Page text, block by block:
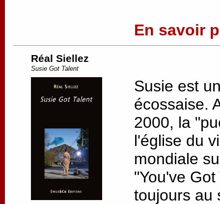
En savoir
Réal Siellez
Susie Got Talent
Susie est
écossaise.
2000, la
l'église du
mondiale
"You've
toujours au